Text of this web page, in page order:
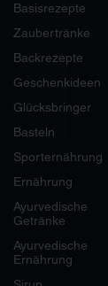
Basisrezepte
Zaubertränke
Backrezepte
Geschenkideen
Glücksbringer
Basteln
Sporternährung
Ernährung
Ayurvedische
Getränke
Ayurvedische
Ernährung